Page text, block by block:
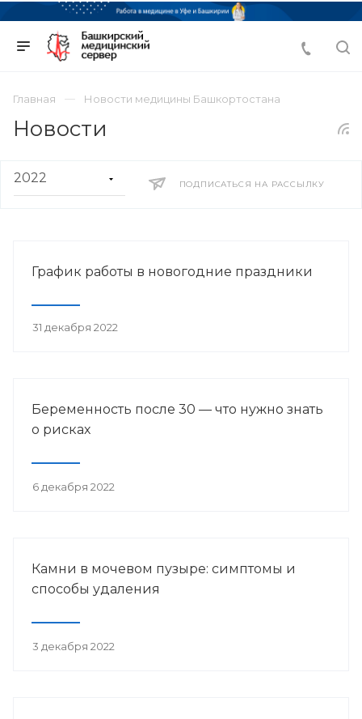
Главная Новости медицины Башкортостана
Новости
ПОДПИСАТЬСЯ НА РАССЫЛКУ
График работы в новогодние праздники
31 декабря 2022
Беременность после 30 — что нужно знать
о рисках
6 декабря 2022
Камни в мочевом пузыре: симптомы и
способы удаления
3 декабря 2022